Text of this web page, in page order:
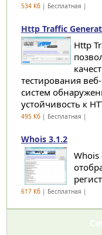
534 Кб| Бесплатная |
Http Traffic
Http
тестирования
систем
устойчивость к
495 Кб| Бесплатная |
Whois 3.1.2
Whois
617 Кб| Бесплатная |